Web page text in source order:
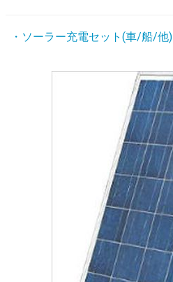
・ソーラー充電セット(車/船/他)